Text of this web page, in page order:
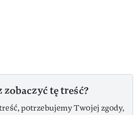
zobaczyć tę treść?
potrzebujemy Twojej zgody,